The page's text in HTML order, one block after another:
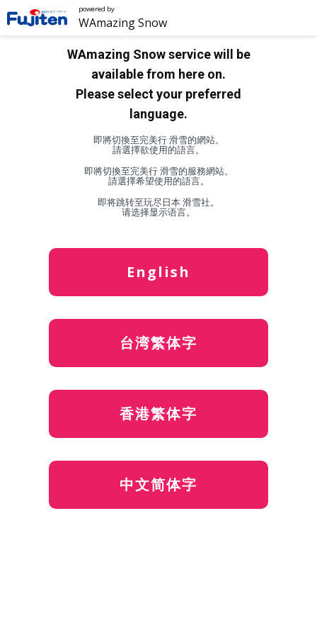
powered by
WAmazing Snow
WAmazing Snow service will be
available from here on.
Please select your preferred
language.
即將切換至完美行 滑雪的網站。
請選擇欲使用的語言。
即將切換至完美行 滑雪的服務網站。
請選擇希望使用的語言。
即将跳转至玩尽日本 滑雪社。
请选择显示语言。
English
台湾繁体字
香港繁体字
中文简体字